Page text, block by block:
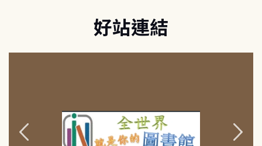
好站連結